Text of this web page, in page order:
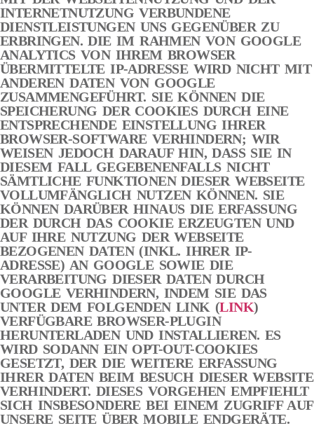
INTERNETNUTZUNG VERBUNDENE
DIENSTLEISTUNGEN UNS GEGENÜBER ZU
ERBRINGEN. DIE IM RAHMEN VON GOOGLE
ANALYTICS VON IHREM BROWSER
ÜBERMITTELTE IP-ADRESSE WIRD NICHT MIT
ANDEREN DATEN VON GOOGLE
ZUSAMMENGEFÜHRT. SIE KÖNNEN DIE
SPEICHERUNG DER COOKIES DURCH EINE
ENTSPRECHENDE EINSTELLUNG IHRER
BROWSER-SOFTWARE VERHINDERN; WIR
WEISEN JEDOCH DARAUF HIN, DASS SIE IN
DIESEM FALL GEGEBENENFALLS NICHT
SÄMTLICHE FUNKTIONEN DIESER WEBSEITE
VOLLUMFÄNGLICH NUTZEN KÖNNEN. SIE
KÖNNEN DARÜBER HINAUS DIE ERFASSUNG
DER DURCH DAS COOKIE ERZEUGTEN UND
AUF IHRE NUTZUNG DER WEBSEITE
BEZOGENEN DATEN (INKL. IHRER IP-
ADRESSE) AN GOOGLE SOWIE DIE
VERARBEITUNG DIESER DATEN DURCH
GOOGLE VERHINDERN, INDEM SIE DAS
UNTER DEM FOLGENDEN LINK (LINK)
VERFÜGBARE BROWSER-PLUGIN
HERUNTERLADEN UND INSTALLIEREN. ES
WIRD SODANN EIN OPT-OUT-COOKIES
GESETZT, DER DIE WEITERE ERFASSUNG
IHRER DATEN BEIM BESUCH DIESER WEBSITE
VERHINDERT. DIESES VORGEHEN EMPFIEHLT
SICH INSBESONDERE BEI EINEM ZUGRIFF AUF
UNSERE SEITE ÜBER MOBILE ENDGERÄTE.